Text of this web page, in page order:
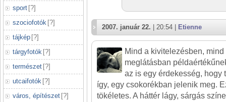
sport [?]
szociofotók [?]
tájkép [?]
tárgyfotók [?]
természet [?]
utcaifotók [?]
város, építészet [?]
2007. január 22. | 20:54 | Etienne
Mind a kivitelezésben,
meglátásban
az is egy érdekesség, hogy
így, egy csokorékban jelenik meg.
tökéletes. A háttér lágy, sárgás